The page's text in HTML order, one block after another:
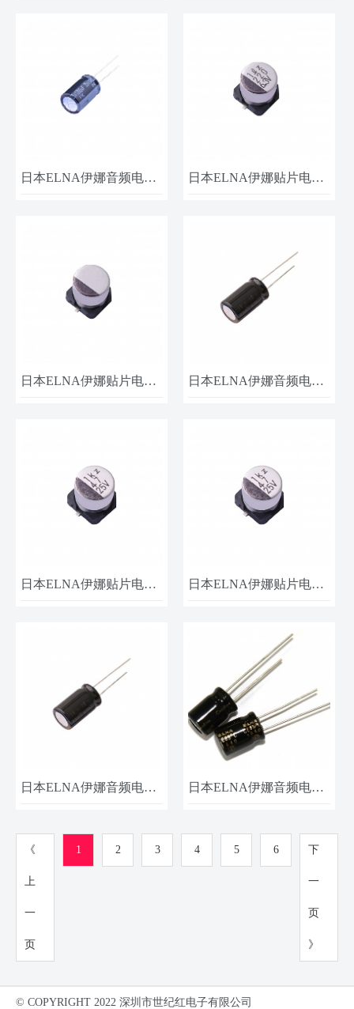
日本ELNA伊娜音频电容RW5-25V102MH4#-T2 25V-1000UF 10X16​ 日本ELNA伊娜贴片电容RVZ-6V221MF61U-R2 6.3V 220UF 6.3x5.8​
日本ELNA伊娜贴片电容RVZ-35V470MF80U-R2 35V-47UF 6.3*7.7​ 日本ELNA伊娜音频电容​ROA-16V102MJ6# 16V-1000UF 16X25​
日本ELNA伊娜贴片电容RVZ-25V471MHA5U-R4 25V 470UF 10x10.5 日本ELNA伊娜贴片电容RVZ-25V470MF61U-R2 25V-47UF 6.3X5.8
日本ELNA伊娜音频电容​ROB-25V4R7ME3 25V 4.7UF 5x11​ 日本ELNA伊娜音频电容​ROA-25V221MH5＃ 25V 220UF 10x20​
《
上
一
页
1 2 3 4 5 6 下
一
页
》
© COPYRIGHT 2022 深圳市世纪红电子有限公司